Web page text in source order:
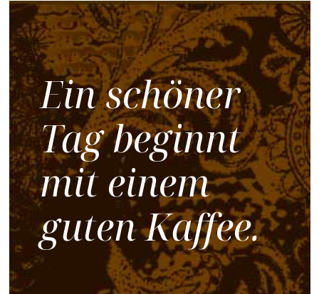
Ein schöner
Tagbeginnt
mit einem
guten Kaffee.